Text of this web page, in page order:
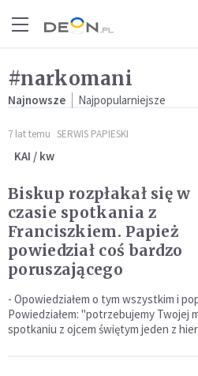
#narkomani
Najnowsze Najpopularniejsze
7 lat temu SERWIS PAPIESKI
KAI / kw
Biskup rozpłakał się w
czasie spotkania z
Franciszkiem. Papież
powiedział coś bardzo
poruszającego
- Opowiedziałem o tym wszystkim i
Powiedziałem: "potrzebujemy Twojej
spotkaniu z ojcem świętym jeden z